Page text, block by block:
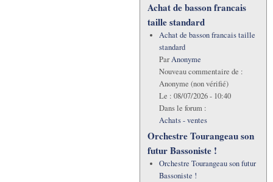
Achat de basson francais
taille standard
Achat de basson francais taille
standard
ParAnonyme
Nouveau commentaire de :
Anonyme (non vérifié)
Le : 08/07/2026 - 10:40
Dans le forum :
Achats - ventes
Orchestre Tourangeau son
futur Bassoniste !
Orchestre Tourangeau son futur
Bassoniste !